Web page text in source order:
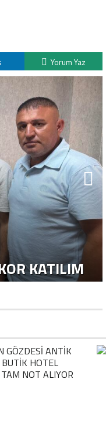
Yorum Yaz
KATILIM